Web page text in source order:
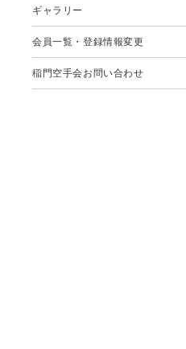
ギャラリー
会員一覧・登録情報変更
稲門空手会お問い合わせ